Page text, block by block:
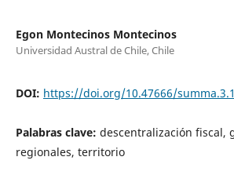
Egon Montecinos Montecinos
Universidad Austral de Chile, Chile
DOI: https://doi.org/10.47666/
Palabras clave: descentralización fiscal,
regionales, territorio